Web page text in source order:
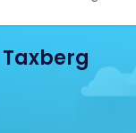
Taxberg